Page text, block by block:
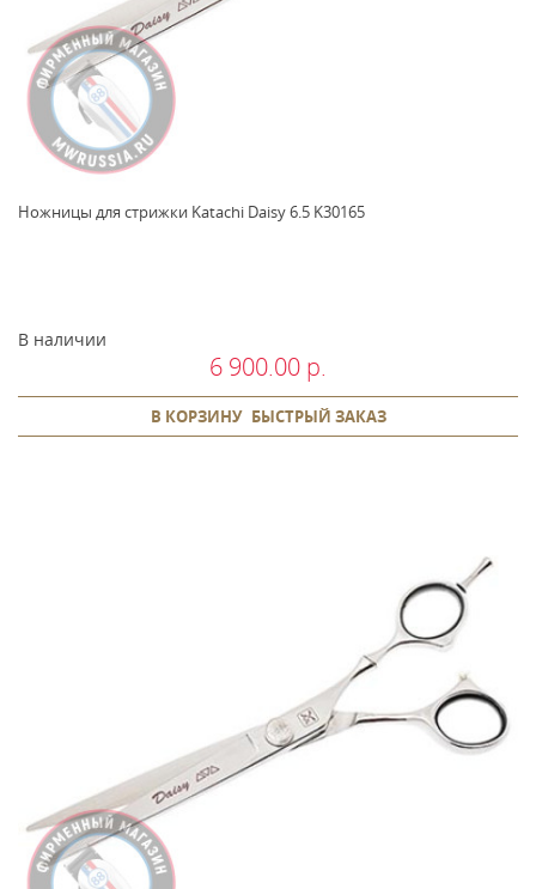
Ножницы для стрижки Katachi Daisy 6.5 K30165
В наличии
6 900.00 р.
В КОРЗИНУ БЫСТРЫЙ ЗАКАЗ